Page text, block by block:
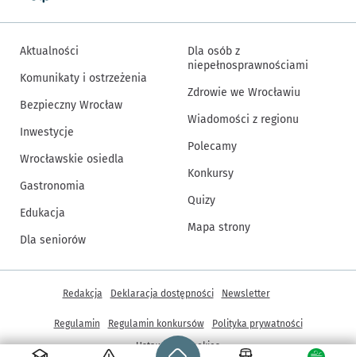
Strona główna - wroclaw.pl
Aktualności
Komunikaty i ostrzeżenia
Bezpieczny Wrocław
Inwestycje
Wrocławskie osiedla
Gastronomia
Edukacja
Dla seniorów
Dla osób z
niepełnosprawnościami
Zdrowie we Wrocławiu
Wiadomości z regionu
Polecamy
Konkursy
Quizy
Mapa strony
Inne informacje
Redakcja Deklaracja dostępności Newsletter
Regulamin Regulamin konkursów
Polityka prywatności
Ustawienia cookies